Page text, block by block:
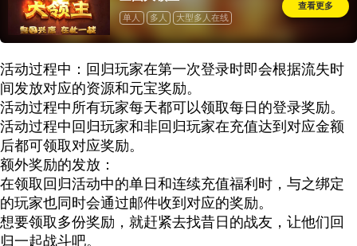
单人 多人
大型多人在线
查看更多
活动过程中：回归玩家在第一次登录时即会根据流失时
间发放对应的资源和元宝奖励。
活动过程中所有玩家每天都可以领取每日的登录奖励。
活动过程中回归玩家和非回归玩家在充值达到对应金额
后都可领取对应奖励。
额外奖励的发放：
在领取回归活动中的单日和连续充值福利时，与之绑定
的玩家也同时会通过邮件收到对应的奖励。
想要领取多份奖励，就赶紧去找昔日的战友，让他们回
归一起战斗吧。